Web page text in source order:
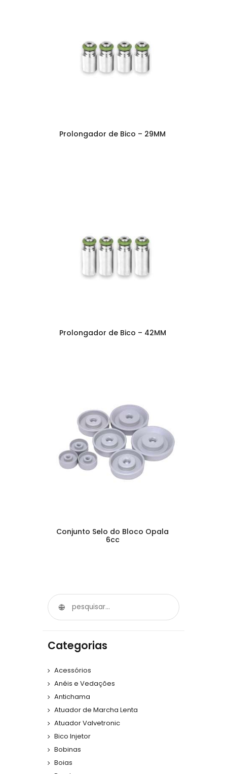
Prolongador de Bico – 29MM
Prolongador de Bico – 42MM
Conjunto Selo do Bloco Opala
6cc
Categorias
Acessórios
Anéis e Vedações
Antichama
Atuador de Marcha Lenta
Atuador Valvetronic
Bico Injetor
Bobinas
Boias